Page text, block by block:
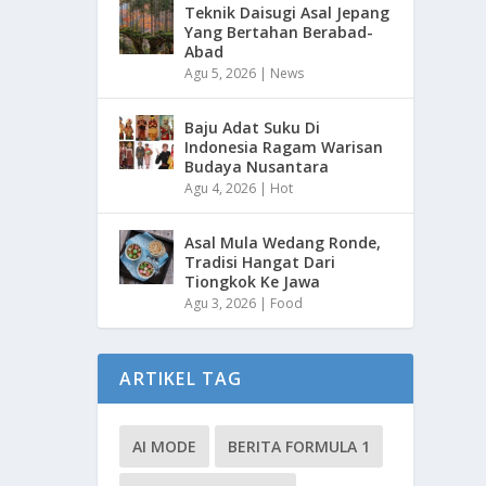
Teknik Daisugi Asal Jepang
Yang Bertahan Berabad-
Abad
Agu 5, 2026 | News
Baju Adat Suku Di
Indonesia Ragam Warisan
Budaya Nusantara
Agu 4, 2026 | Hot
Asal Mula Wedang Ronde,
Tradisi Hangat Dari
Tiongkok Ke Jawa
Agu 3, 2026 | Food
ARTIKEL TAG
AI MODE BERITA FORMULA 1